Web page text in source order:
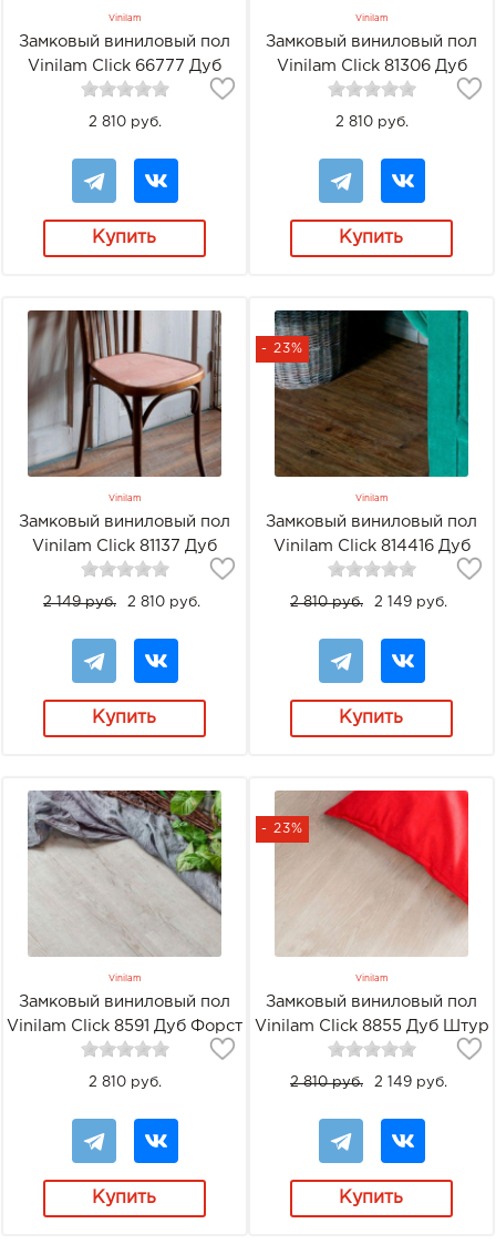
Vinilam
Замковый виниловый пол
Vinilam Click 66777 Дуб
Росток
2 810 руб.
Купить
Vinilam
Замковый виниловый пол
Vinilam Click 81306 Дуб
Килль
2 810 руб.
Купить
Vinilam
Замковый виниловый пол
Vinilam Click 81137 Дуб
Майнц
2 149 руб. 2 810 руб.
Купить
- 23%
Vinilam
Замковый виниловый пол
Vinilam Click 814416 Дуб
Мюнхен
2 810 руб. 2 149 руб.
Купить
Vinilam
Замковый виниловый пол
Vinilam Click 8591 Дуб Форст
2 810 руб.
Купить
- 23%
Vinilam
Замковый виниловый пол
Vinilam Click 8855 Дуб Штур
2 810 руб. 2 149 руб.
Купить